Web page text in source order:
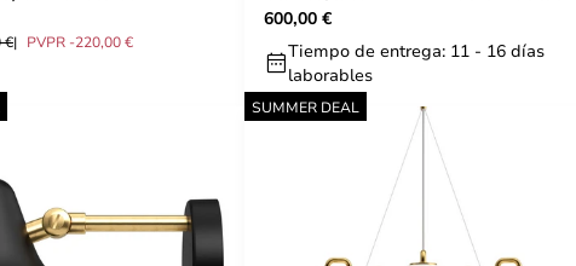
€ PVPR -220,00 €
600,00 €
Tiempo de entrega: 11 - 16 días
laborables
SUMMER DEAL